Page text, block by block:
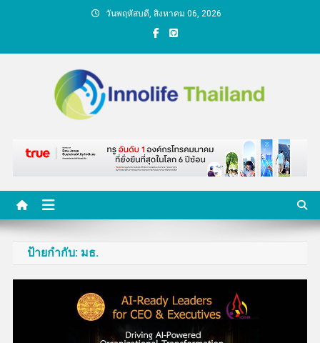
วันพฤหัสบดี, สิงหาคม 06, 2026
คนกับความคิด ชีวิตกับ
นวัตกรรม
ป้ายกำกับ: มธ.